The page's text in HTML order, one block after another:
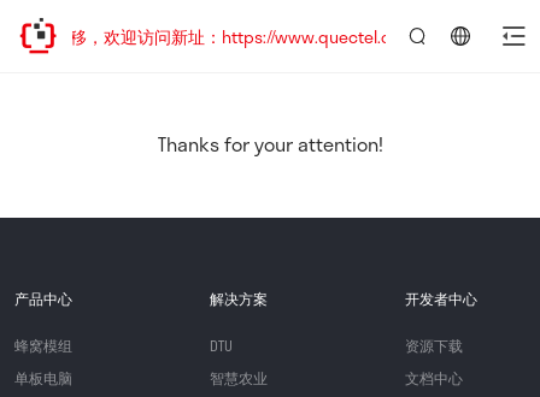
址已迁移，欢迎访问新址：https://www.quectel.com.cn
Thanks for your attention!
产品中心
蜂窝模组
单板电脑
解决方案
DTU
智慧农业
开发者中心
资源下载
文档中心